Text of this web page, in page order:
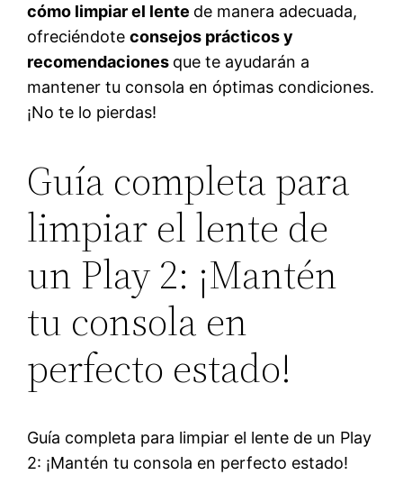
cómo limpiar el lente de manera adecuada,
ofreciéndoteconsejos prácticos y
recomendaciones que te ayudarán a
mantener tu consola en óptimas condiciones.
¡No te lo pierdas!
Guía completa para
limpiar el lente de
un Play 2: ¡Mantén
tu consola en
perfecto estado!
Guía completa para limpiar el lente de un Play
2: ¡Mantén tu consola en perfecto estado!